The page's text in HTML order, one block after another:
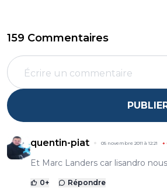
159 Commentaires
quentin-piat 05 novembre 2011 à 12:21 +
Et Marc Landers car lisandro
0+ Répondre